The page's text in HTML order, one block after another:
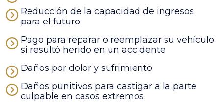
Reducción de la capacidad de ingresos
para el futuro
Pago para reparar o reemplazar su vehículo
si resultó herido en un accidente
Daños por dolor y sufrimiento
Daños punitivos para castigar a la parte
culpable en casos extremos